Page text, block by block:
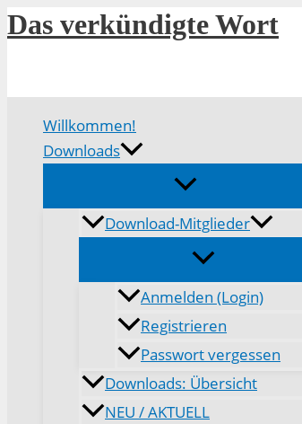
Zum
Inhalt
Das verkündigte Wort
Willkommen!
Downloads
Download-Mitglieder
Anmelden (Login)
Registrieren
Passwort vergessen
Downloads: Übersicht
NEU / AKTUELL